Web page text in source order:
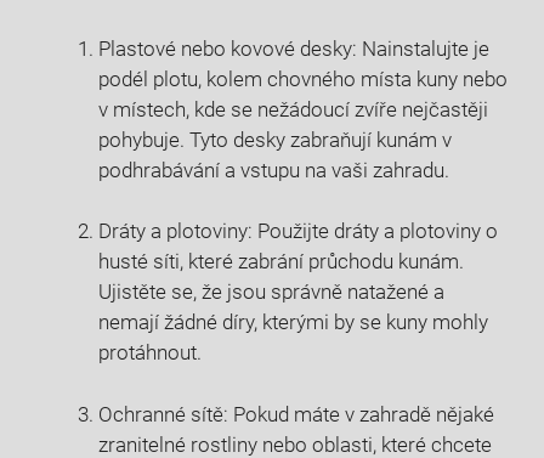
Plastové nebo kovové desky: Nainstalujte je
podél plotu, kolem chovného místa kuny nebo
v místech, kde se nežádoucí zvíře nejčastěji
pohybuje. Tyto desky zabraňují kunám v
podhrabávání a vstupu na vaši zahradu.
Dráty a plotoviny: Použijte dráty a plotoviny o
husté síti, které zabrání průchodu kunám.
Ujistěte se, že jsou správně natažené a
nemají žádné díry, kterými by se kuny mohly
protáhnout.
Ochranné sítě: Pokud máte v zahradě nějaké
zranitelné rostliny nebo oblasti, které chcete